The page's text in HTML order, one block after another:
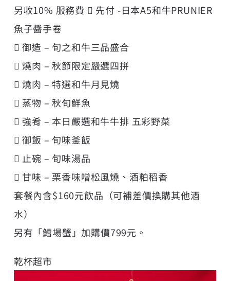
另收10% 服務費  先付 -日本A5和牛PRUNIER
魚子醬手卷
 御造 – 旬之和牛三品盛合
 燒肉 – 秋節限定嚴選四拼
 燒肉 – 特選和牛月見燒
 蒸物 – 秋旬鮮魚
 強肴 – 本日嚴選和牛牛排 五彩野菜
 御飯 – 旬味釜飯
 止碗 – 旬味湯品
 甘味 – 栗香味噌松風燒、酒粕稻香
套餐內含$160元飲品（可補差價換購其他酒
水）
另有「鱈場蟹」加購價799元。
乾杯超市